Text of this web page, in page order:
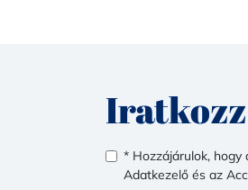
* Hozzájárulok, hogy
Adatkezelő és az